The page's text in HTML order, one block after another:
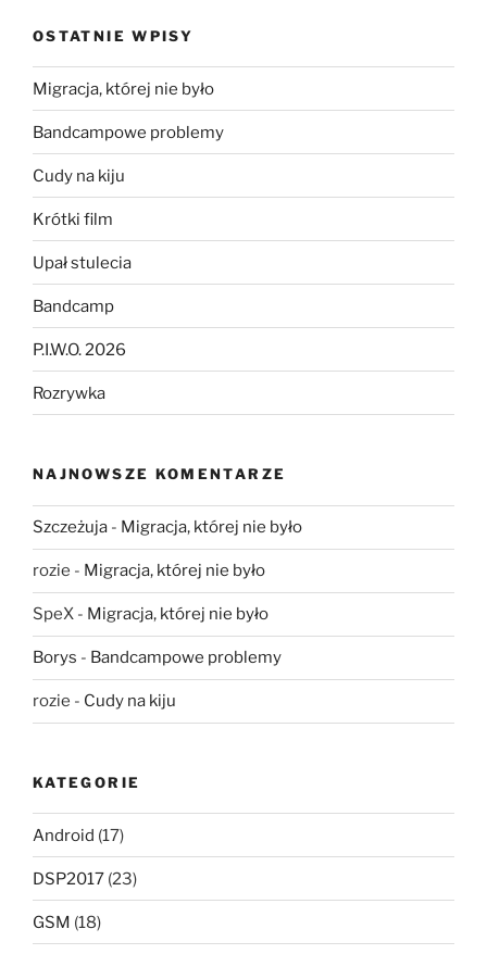
OSTATNIE WPISY
Migracja, której nie było
Bandcampowe problemy
Cudy na kiju
Krótki film
Upał stulecia
Bandcamp
P.I.W.O. 2026
Rozrywka
NAJNOWSZE KOMENTARZE
Szczeżuja - Migracja, której nie było
rozie - Migracja, której nie było
SpeX - Migracja, której nie było
Borys - Bandcampowe problemy
rozie - Cudy na kiju
KATEGORIE
Android (17)
DSP2017 (23)
GSM (18)